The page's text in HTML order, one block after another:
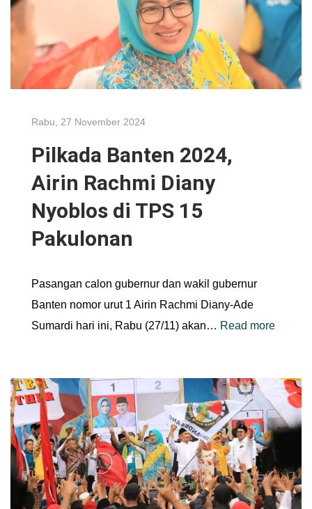
Rabu, 27 November 2024
Pilkada Banten 2024,
Airin Rachmi Diany
Nyoblos di TPS 15
Pakulonan
Pasangan calon gubernur dan wakil gubernur
Banten nomor urut 1 Airin Rachmi Diany-Ade
Sumardi hari ini, Rabu (27/11) akan… Read more